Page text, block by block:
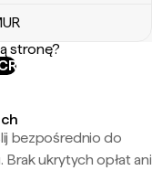
stronę?
bezpośrednio do
ukrytych opłat ani